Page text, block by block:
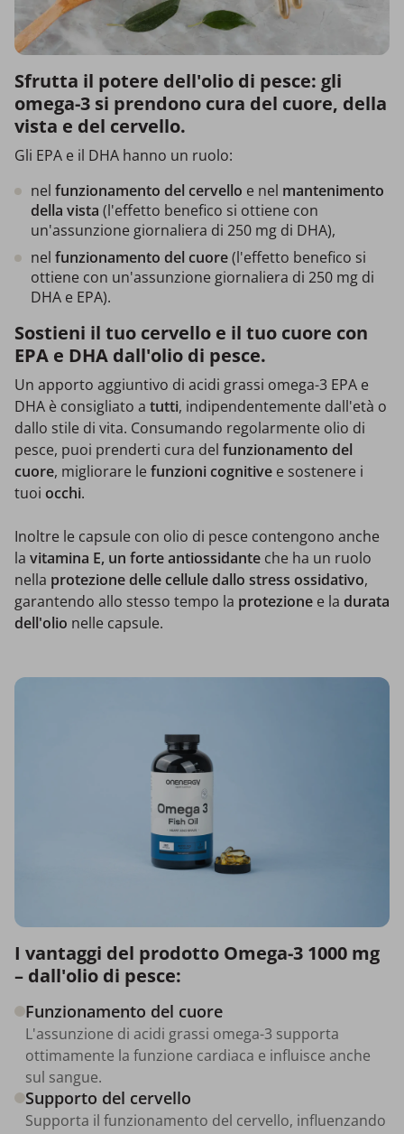
Sfrutta il potere dell'olio di pesce: gli
omega-3 si prendono cura del cuore, della
vista e del cervello.
Gli EPA e il DHA hanno un ruolo:
nel funzionamento del cervello e nel mantenimento
della vista (l'effetto benefico si ottiene con
un'assunzione giornaliera di 250 mg di DHA),
nel funzionamento del cuore(l'effetto benefico si
ottiene con un'assunzione giornaliera di 250 mg di
DHA e EPA).
Sostieni il tuo cervello e il tuo cuore con
EPA e DHA dall'olio di pesce.
Un apporto aggiuntivo di acidi grassi omega-3 EPA e
DHA è consigliato a tutti, indipendentemente dall'età o
dallo stile di vita. Consumando regolarmente olio di
pesce, puoi prenderti cura del funzionamento del
cuore, migliorare le funzioni cognitive e sostenere i
tuoi occhi.
Inoltre le capsule con olio di pesce contengono anche
la vitamina E, un forte antiossidante che ha un ruolo
nella protezione delle cellule dallo stress ossidativo,
garantendo allo stesso tempo la protezione e la durata
dell'olio nelle capsule.
I vantaggi del prodotto Omega-3 1000 mg
– dall'olio di pesce:
Funzionamento del cuore
L'assunzione di acidi grassi omega-3 supporta
ottimamente la funzione cardiaca e influisce anche
sul sangue.
Supporto del cervello
Supporta il funzionamento del cervello, influenzando